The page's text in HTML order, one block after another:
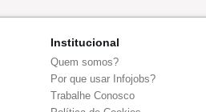
Institucional
Quem somos?
Por que usar Infojobs?
Trabalhe Conosco